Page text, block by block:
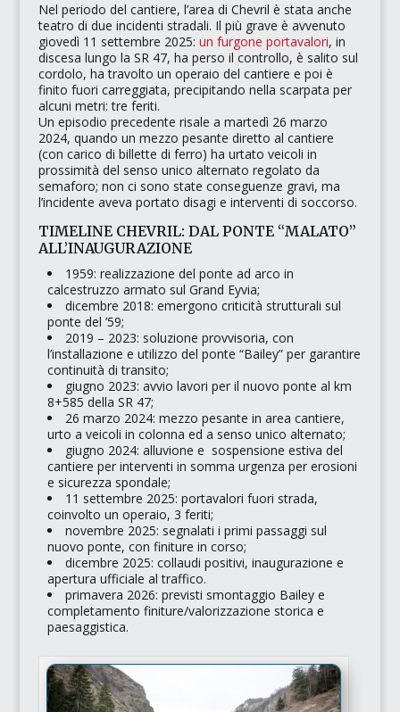
Nel periodo del cantiere, l’area di Chevril è stata anche
teatro di due incidenti stradali. Il più grave è avvenuto
giovedì 11 settembre 2025: un furgone portavalori, in
discesa lungo la SR 47, ha perso il controllo, è salito sul
cordolo, ha travolto un operaio del cantiere e poi è
finito fuori carreggiata, precipitando nella scarpata per
alcuni metri: tre feriti.
Un episodio precedente risale a martedì 26 marzo
2024, quando un mezzo pesante diretto al cantiere
(con carico di billette di ferro) ha urtato veicoli in
prossimità del senso unico alternato regolato da
semaforo; non ci sono state conseguenze gravi, ma
l’incidente aveva portato disagi e interventi di soccorso.
TIMELINE CHEVRIL: DAL PONTE “MALATO”
ALL’INAUGURAZIONE
1959: realizzazione del ponte ad arco in
calcestruzzo armato sul Grand Eyvia;
dicembre 2018: emergono criticità strutturali sul
ponte del ’59;
2019 – 2023: soluzione provvisoria, con
l’installazione e utilizzo del ponte “Bailey” per garantire
continuità di transito;
giugno 2023: avvio lavori per il nuovo ponte al km
8+585 della SR 47;
26 marzo 2024: mezzo pesante in area cantiere,
urto a veicoli in colonna ed a senso unico alternato;
giugno 2024: alluvione e sospensione estiva del
cantiere per interventi in somma urgenza per erosioni
e sicurezza spondale;
11 settembre 2025: portavalori fuori strada,
coinvolto un operaio, 3 feriti;
novembre 2025: segnalati i primi passaggi sul
nuovo ponte, con finiture in corso;
dicembre 2025: collaudi positivi, inaugurazione e
apertura ufficiale al traffico.
primavera 2026: previsti smontaggio Bailey e
completamento finiture/valorizzazione storica e
paesaggistica.